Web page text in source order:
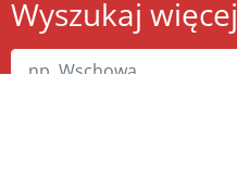
Wyszukaj więcej